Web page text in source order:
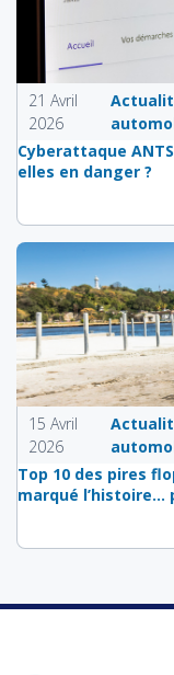
21 Avril
2026
Cyberattaque
elles en danger ?
15 Avril
2026
Top 10 des pires
marqué l’histoire…